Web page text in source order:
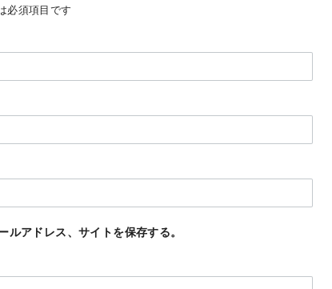
必須項目です
アドレス、サイトを保存する。